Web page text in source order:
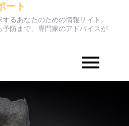
ート
るあなたのための情報サイト。
防まで、専門家のアドバイスが